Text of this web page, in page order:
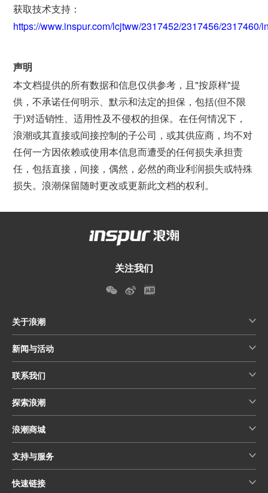
获取技术支持：
https://www.inspur.com/lcjtww/2317452/2317456/2317460/
声明
本文档提供的所有数据和信息仅供参考，且"按原样"提
供，不承诺任何明示、默示和法定的担保，包括(但不限
于)对适销性、适用性及不侵权的担保。在任何情况下，
浪潮或其直接或间接控制的子公司，或其供应商，均不对
任何一方因依赖或使用本信息而遭受的任何损失承担责
任，包括直接，间接，偶然，必然的商业利润损失或特殊
损失。浪潮保留随时更改或更新此文档的权利。
关注我们
关于浪潮
新闻与活动
联系我们
探索浪潮
浪潮商城
支持与服务
快速链接